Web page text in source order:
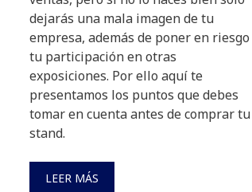
dejarás una mala imagen de tu
empresa, además de poner en riesgo
tu participación en otras
exposiciones. Por ello aquí te
presentamos los puntos que debes
tomar en cuenta antes de comprar tu
stand.
LEER MÁS